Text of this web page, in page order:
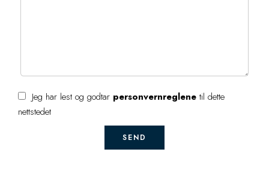
Jeg har lest og godtar personvernreglene til dette
nettstedet
SEND